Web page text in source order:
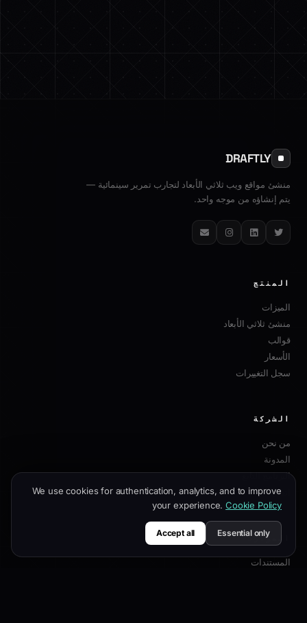
DRAFTLY
منشئ مواقع ويب ثلاثي الأبعاد لتجارب تمرير سينمائية —
يتم إنشاؤه من موجه واحد.
تويتر لينكدإنإنستغرامالبريد الإلكتروني
المنتج
الميزات
منشئ ثلاثي الأبعاد
قوالب
الأسعار
سجل التغييرات
الشركة
من نحن
المدونة
البرنامج التابع
اتصل بنا
الموارد
المستندات
We use cookies for authentication, analytics, and to improve
your experience. Cookie Policy
Essential only
Accept all